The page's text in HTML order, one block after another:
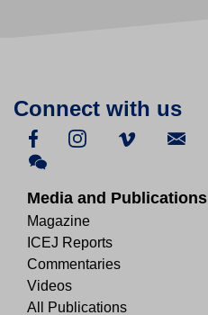
Connect with us
Media and Publications
Magazine
ICEJ Reports
Commentaries
Videos
All Publications